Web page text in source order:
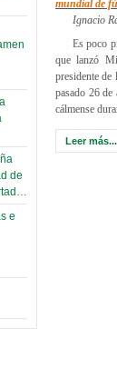
de
e
mundial de
Ignacio
Es poco
que lanzó
presidente
pasado 26 de
cálmense
Leer más...